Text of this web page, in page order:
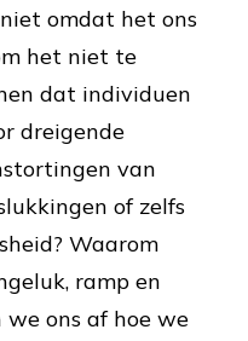
omdat het ons
het niet te
dat individuen
dreigende
van
of zelfs
Waarom
ramp en
ons af hoe we